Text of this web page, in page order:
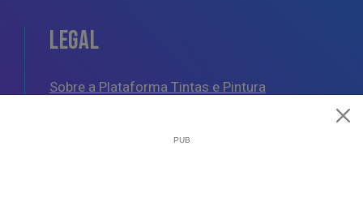
LEGAL
Sobre a Plataforma Tintas e Pintura